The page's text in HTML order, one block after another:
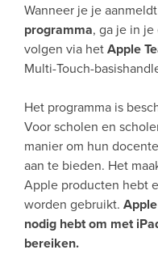
Wanneer je je
programma, ga je in
volgen via hetApple
Multi-Touch-
Het programma is
Voor scholen en
manier om hun
aan te bieden. Het
Apple producten hebt
worden gebruikt.
nodig hebt om met
bereiken.